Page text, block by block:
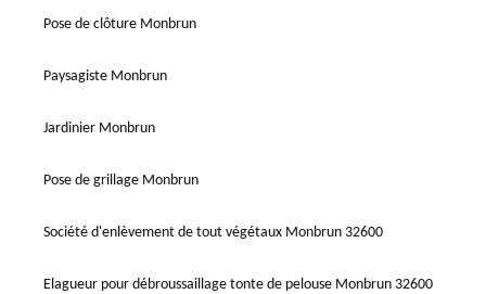
Pose de clôture Monbrun
Paysagiste Monbrun
Jardinier Monbrun
Pose de grillage Monbrun
Société d'enlèvement de tout végétaux Monbrun 32600
Elagueur pour débroussaillage tonte de pelouse Monbrun 32600